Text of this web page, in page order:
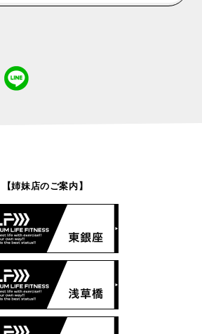
【姉妹店のご案内】